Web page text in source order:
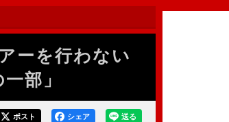
ーを行わない
部」
送る
シェア
ポスト